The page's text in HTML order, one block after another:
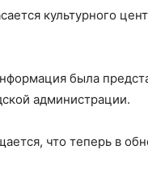
культурного
была
администрации.
что теперь в